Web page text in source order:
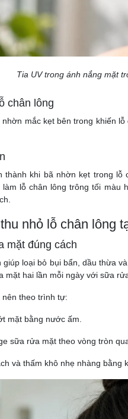
Tia UV trong ánh nắng mặt
chân lông
mắc kẹt bên trong khiến
thành khi bã nhờn kẹt trong
lỗ chân lông trông tối màu
nhỏ lỗ chân lông
mặt đúng cách
giúp loại bỏ bụi bẩn, dầu thừa
mặt hai lần mỗi ngày với sữa
theo trình tự:
mặt bằng nước ấm.
sữa rửa mặt theo vòng tròn
và thấm khô nhẹ nhàng bằng